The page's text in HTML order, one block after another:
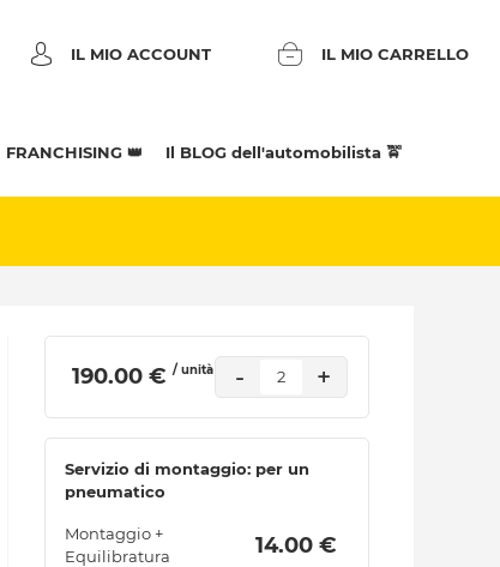
IL MIO ACCOUNT IL MIO CARRELLO
FRANCHISING 👑 Il BLOG dell'automobilista 🚖
190.00 € / unità - 2 +
Servizio di montaggio: per un
pneumatico
Montaggio +
Equilibratura
14.00 €